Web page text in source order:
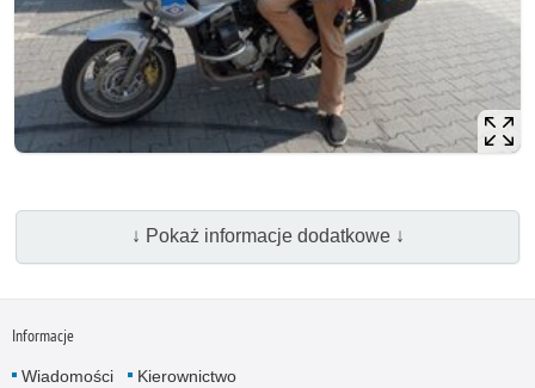
↓ Pokaż informacje dodatkowe ↓
Informacje
Wiadomości
Kierownictwo